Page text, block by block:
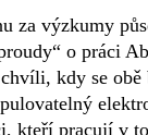
za výzkumy
o práci
kdy se
kteří pracují v